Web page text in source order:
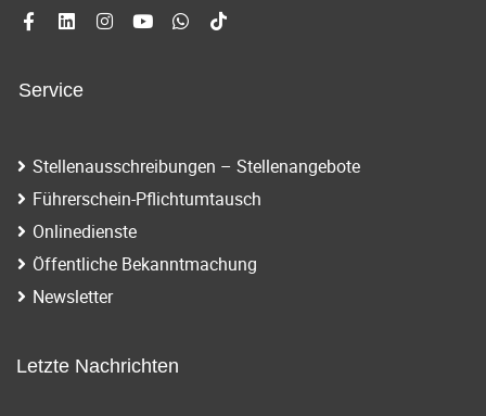
Service
Stellenausschreibungen – Stellenangebote
Führerschein-Pflichtumtausch
Onlinedienste
Öffentliche Bekanntmachung
Newsletter
Letzte Nachrichten